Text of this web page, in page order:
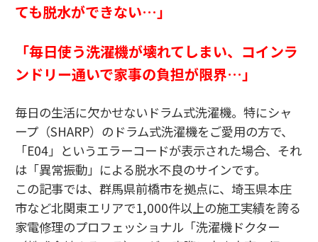
ても脱水ができない…」
「毎日使う洗濯機が壊れてしまい、コインラ
ンドリー通いで家事の負担が限界…」
毎日の生活に欠かせないドラム式洗濯機。特にシャ
ープ（SHARP）のドラム式洗濯機をご愛用の方で、
「E04」というエラーコードが表示された場合、それ
は「異常振動」による脱水不良のサインです。
この記事では、群馬県前橋市を拠点に、埼玉県本庄
市など北関東エリアで1,000件以上の施工実績を誇る
家電修理のプロフェッショナル「洗濯機ドクター